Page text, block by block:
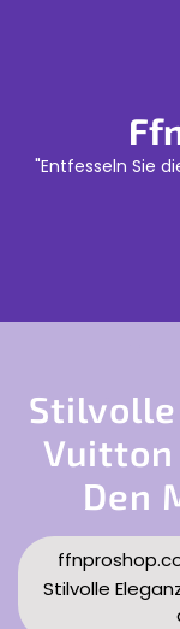
"Entfesseln Sie
Stilvolle
Vuitton
Den
Stilvolle